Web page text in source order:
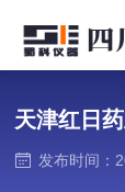
天津红日
发布时间：